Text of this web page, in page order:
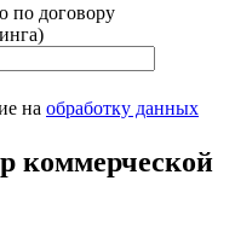
по договору
на обработку данных
коммерческой